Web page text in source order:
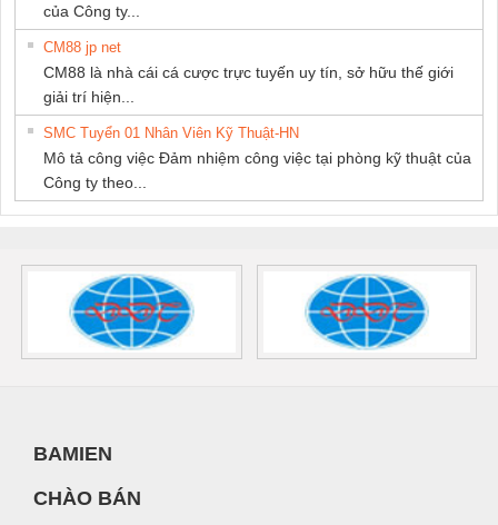
của Công ty...
CM88 jp net
CM88 là nhà cái cá cược trực tuyến uy tín, sở hữu thế giới
giải trí hiện...
SMC Tuyển 01 Nhân Viên Kỹ Thuật-HN
Mô tả công việc Đảm nhiệm công việc tại phòng kỹ thuật của
Công ty theo...
BAMIEN
CHÀO BÁN